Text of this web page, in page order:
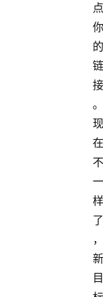
点
你
的
链
接
。
现
在
不
一
样
了
，
新
目